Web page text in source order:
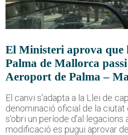
El Ministeri aprova que
Palma de Mallorca
Aeroport de Palma –
El canvi s'adapta a la Llei de
denominació oficial de la ciutat
s'obri un període d'al·legacions
modificació es pugui aprovar